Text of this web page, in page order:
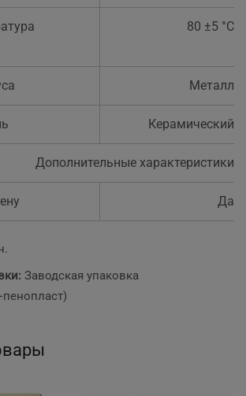
80 ±5 °С
Металл
Керамический
Дополнительные характеристики
Да
Заводская упаковка